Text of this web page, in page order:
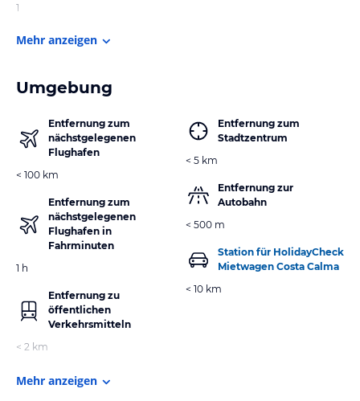
1
Mehr anzeigen
Umgebung
Entfernung zum
nächstgelegenen
Flughafen
< 100 km
Entfernung zum
nächstgelegenen
Flughafen in
Fahrminuten
1 h
Entfernung zu
öffentlichen
Verkehrsmitteln
< 2 km
Entfernung zum
Stadtzentrum
< 5 km
Entfernung zur
Autobahn
< 500 m
Station für HolidayCheck
Mietwagen Costa Calma
< 10 km
Mehr anzeigen